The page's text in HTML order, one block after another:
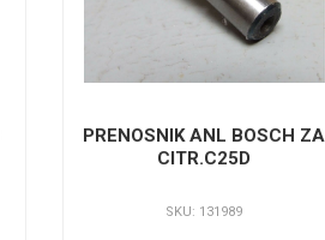
PRENOSNIK ANL BOSCH ZA
CITR.C25D
SKU: 131989